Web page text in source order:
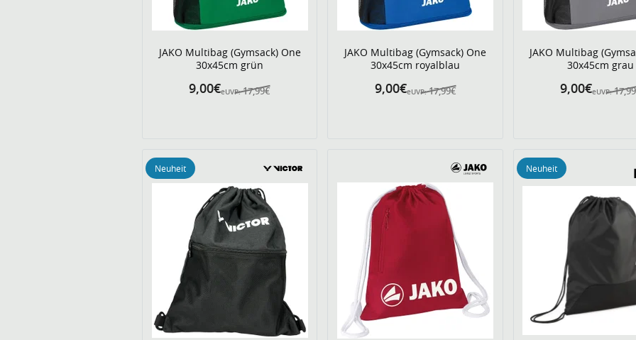
JAKO Multibag (Gymsack) One
30x45cm grün
eUVP: 17,99€
9,00€
JAKO Multibag (Gymsack) One
30x45cm royalblau
eUVP: 17,99€
9,00€
JAKO Multibag
30x45cm grau
eUVP:
9,00€
Neuheit Neuheit